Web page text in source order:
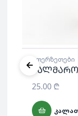
ეთერზეთები
25.00 ₾